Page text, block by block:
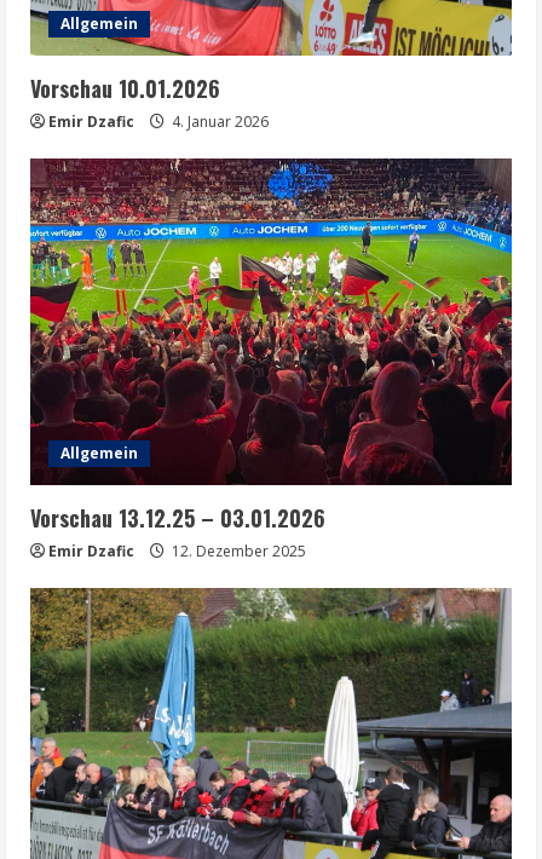
Allgemein
Vorschau 10.01.2026
Emir Dzafic 4. Januar 2026
Allgemein
Vorschau 13.12.25 – 03.01.2026
Emir Dzafic 12. Dezember 2025